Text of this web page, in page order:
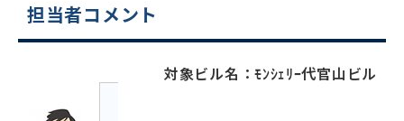
担当者コメント
対象ビル名：ﾓﾝｼｪﾘｰ代官山ビル